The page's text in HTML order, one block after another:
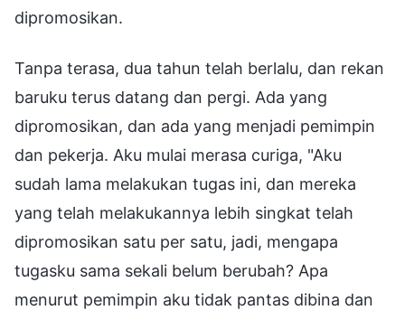
dipromosikan.
Tanpa terasa, dua tahun telah berlalu, dan rekan
baruku terus datang dan pergi. Ada yang
dipromosikan, dan ada yang menjadi pemimpin
dan pekerja. Aku mulai merasa curiga, "Aku
sudah lama melakukan tugas ini, dan mereka
yang telah melakukannya lebih singkat telah
dipromosikan satu per satu, jadi, mengapa
tugasku sama sekali belum berubah? Apa
menurut pemimpin aku tidak pantas dibina dan